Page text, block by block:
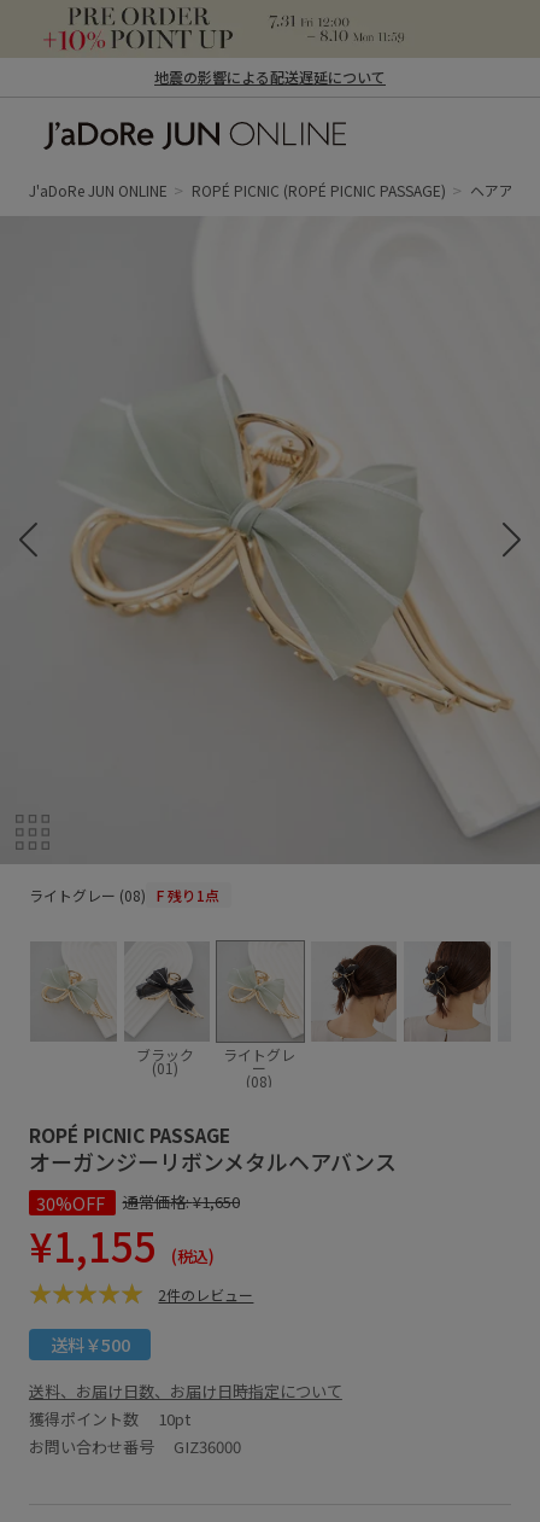
地震の影響による配送遅延について
ン オンライン）
J'aDoRe JUN ONLINE ROPÉ PICNIC (ROPÉ PICNIC PASSAGE) ヘアアク
ライトグレー (08) F残り1点
ブラック
(01)
ライトグレ
ー
(08)
ROPÉ PICNIC PASSAGE
オーガンジーリボンメタルヘアバンス
30%OFF 通常価格:¥1,650
¥1,155 (税込)
2件のレビュー
送料￥500
送料、お届け日数、お届け日時指定について
獲得ポイント数 10pt
お問い合わせ番号 GIZ36000